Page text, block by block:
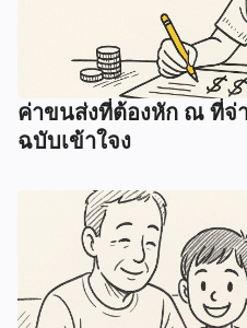
ค่าขนส่งที่ต้องหัก ณ ที่จ่
ฉบับเข้าใจง